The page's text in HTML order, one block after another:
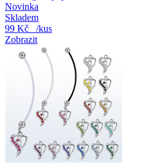
Novinka
Skladem
99 Kč
/kus
Zobrazit